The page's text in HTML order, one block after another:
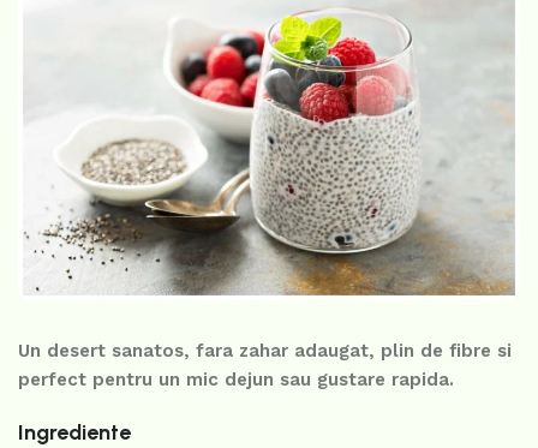
Un desert sanatos, fara zahar adaugat, plin de fibre si
perfect pentru un mic dejun sau gustare rapida.
Ingrediente